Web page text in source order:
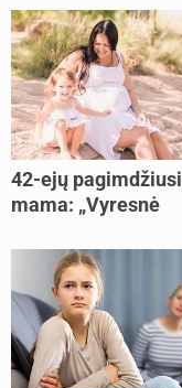
42-ejų pagimdžiusi
mama: „Vyresnė
lengviau“